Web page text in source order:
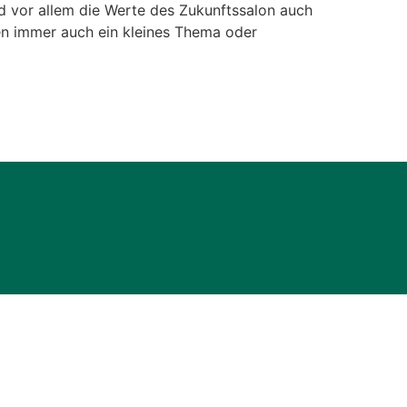
vor allem die Werte des Zukunftssalon auch
immer auch ein kleines Thema oder